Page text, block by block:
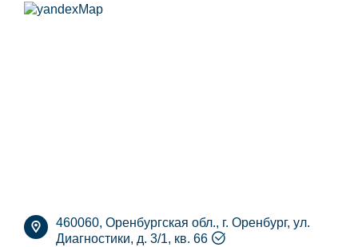
460060, Оренбургская обл., г. Оренбург, ул.
Диагностики, д. 3/1, кв. 66